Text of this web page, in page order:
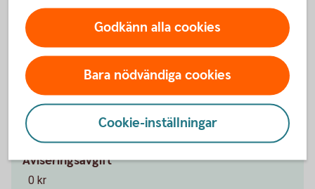
Årsvis
Uppläggningsavgift
0 kr
Kreditavgift
Aviseringsavgift
0 kr
Godkänn alla cookies
Bara nödvändiga cookies
Cookie-inställningar